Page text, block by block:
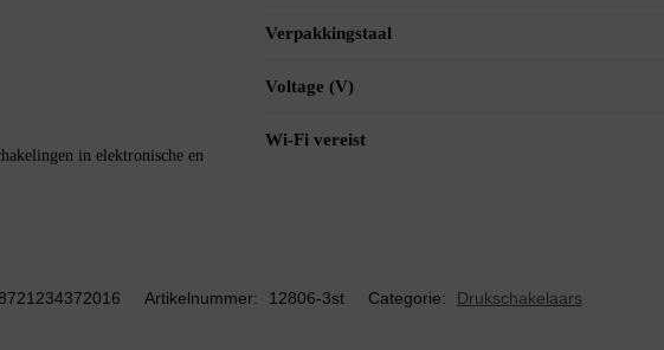
in elektronische en
Verpakkingstaal
Voltage (V)
Wi-Fi vereist
8721234372016 Artikelnummer: 12806-3st Categorie: Drukschakelaars